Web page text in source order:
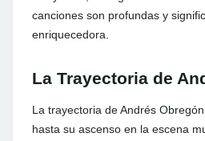
canciones son profundas y
enriquecedora.
La Trayectoria de
La trayectoria de Andrés
hasta su ascenso en la escena